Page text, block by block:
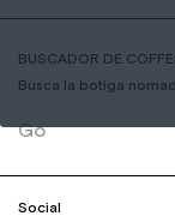
BUSCADOR DE
Busca la botiga
Go
Social